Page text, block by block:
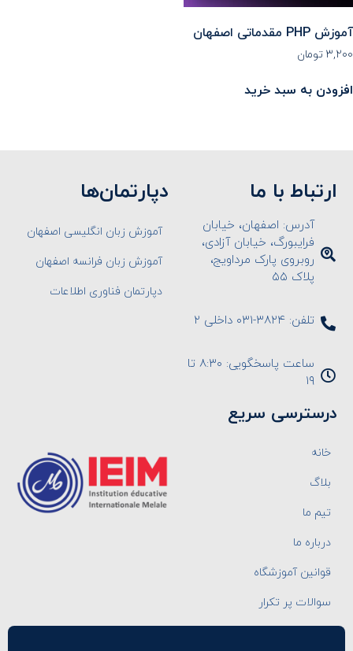
آموزش PHP مقدماتی اصفهان
۳,۲۰۰ تومان
افزودن به سبد خرید
ارتباط با ما
آدرس: اصفهان، خیابان
فرایبورگ، خیابان آزادی،
روبروی پارک مرداویج،
پلاک ۵۵
تلفن: ۳۸۲۴-۰۳۱ داخلی ۲
ساعت پاسخگویی: ۸:۳۰ تا
۱۹
دپارتمان‌ها
آموزش زبان انگلیسی اصفهان
آموزش زبان فرانسه اصفهان
دپارتمان فناوری اطلاعات
درسترسی سریع
خانه
بلاگ
تیم ما
درباره ما
قوانین آموزشگاه
سوالات پر تکرار